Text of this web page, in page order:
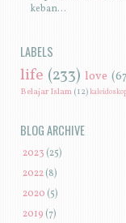
keban...
LABELS
life (233) love
Belajar Islam (12)
BLOG ARCHIVE
2023 (25)
2022 (8)
2020(5)
2019 (7)